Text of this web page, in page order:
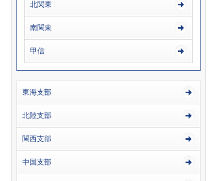
北関東
南関東
甲信
東海支部
北陸支部
関西支部
中国支部